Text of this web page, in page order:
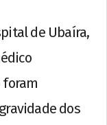
de Ubaíra,
foram
dos